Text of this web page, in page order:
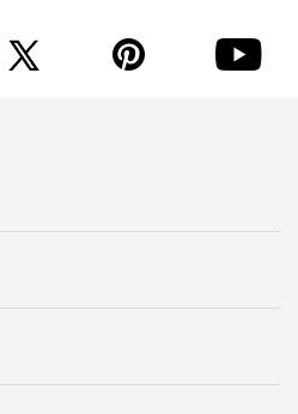
p y